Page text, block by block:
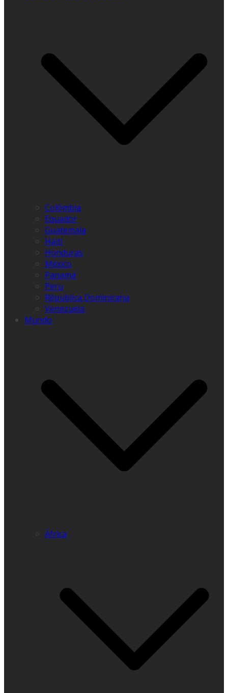
Colômbia
Equador
Guatemala
Haiti
Honduras
México
Panamá
Peru
Républica Dominicana
Venezuela
Mundo
África